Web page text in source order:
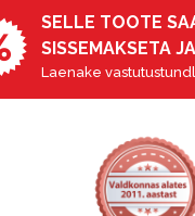
SELLE TOOTE
SISSEMAKSETA
Laenake